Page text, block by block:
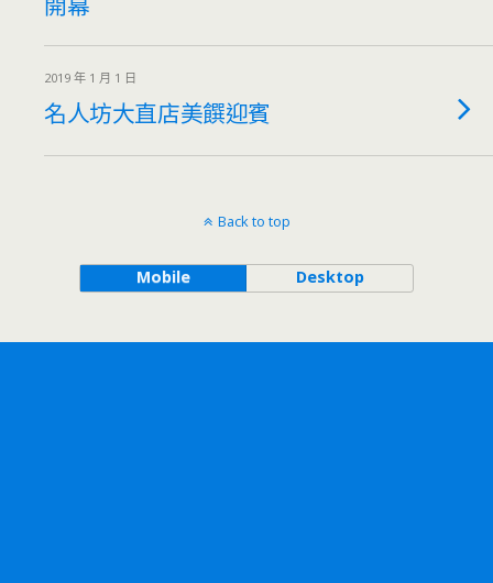
2019 年 1 月 1 日
名人坊大直店美饌迎賓
Back to top
Mobile Desktop